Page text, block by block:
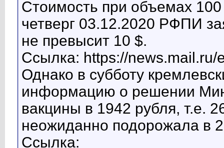
Стоимость при объемах
четверг 03.12.2020 РФПИ
не превысит 10 $.
Ссылка: https://news.mail.ru/
Однако в субботу
информацию о решении
вакцины в 1942 рубля, т.е.
неожиданно подорожала в
Ссылка: